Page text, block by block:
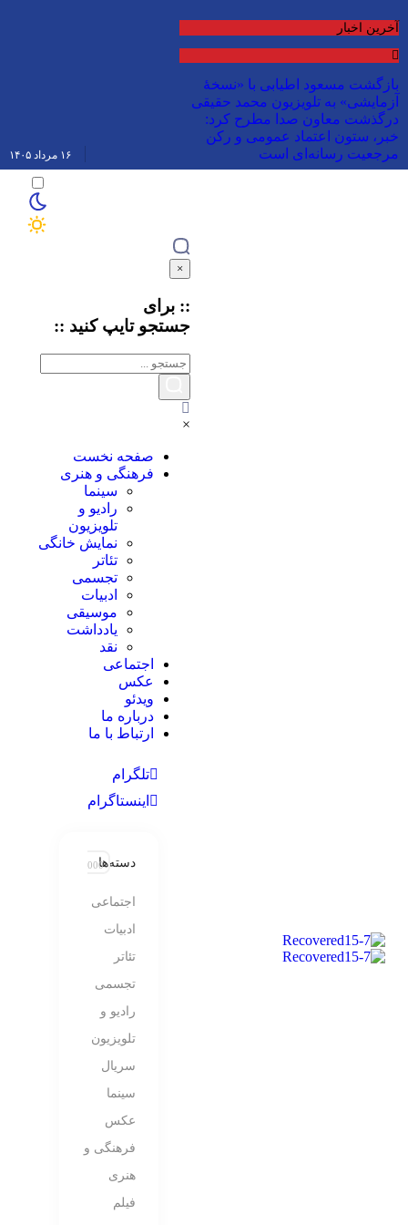
آخرین اخبار
بازگشت مسعود اطیابی با «نسخهٔ
آزمایشی» به تلویزیون محمد حقیقی
درگذشت معاون صدا مطرح کرد:
خبر، ستون اعتماد عمومی و رکن
مرجعیت رسانه‌ای است
۱۶ مرداد ۱۴۰۵
×
:: برای
جستجو تایپکنید ::
×
صفحه نخست
فرهنگی و هنری
سینما
رادیو و
تلویزیون
نمایش خانگی
تئاتر
تجسمی
ادبیات
موسیقی
یادداشت
نقد
اجتماعی
عکس
ویدئو
درباره ما
ارتباط با ما
تلگرام
اینستاگرام
دسته‌ها
اجتماعی
ادبیات
تئاتر
تجسمی
رادیو و
تلویزیون
سریال
سینما
عکس
فرهنگی و
هنری
فیلم